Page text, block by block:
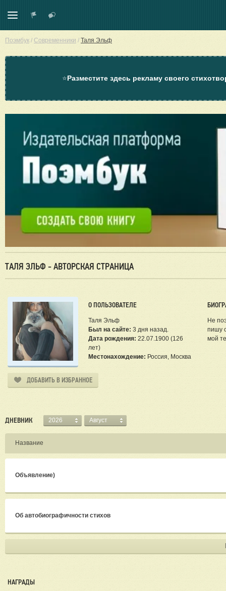
Поэмбук / Современники / Таля Эльф
⭐Разместите здесь рекламу своего
ТАЛЯ ЭЛЬФ - АВТОРСКАЯ СТРАНИЦА
О ПОЛЬЗОВАТЕЛЕ
Таля Эльф
Был на сайте: 3 дня назад.
Дата рождения: 22.07.1900 (126
лет)
Местонахождение: Россия, Москва
ДОБАВИТЬ В ИЗБРАННОЕ
Не
пишу
мой
ДНЕВНИК 2026 Август
Название
Объявление)
Об автобиографичности стихов
НАГРАДЫ